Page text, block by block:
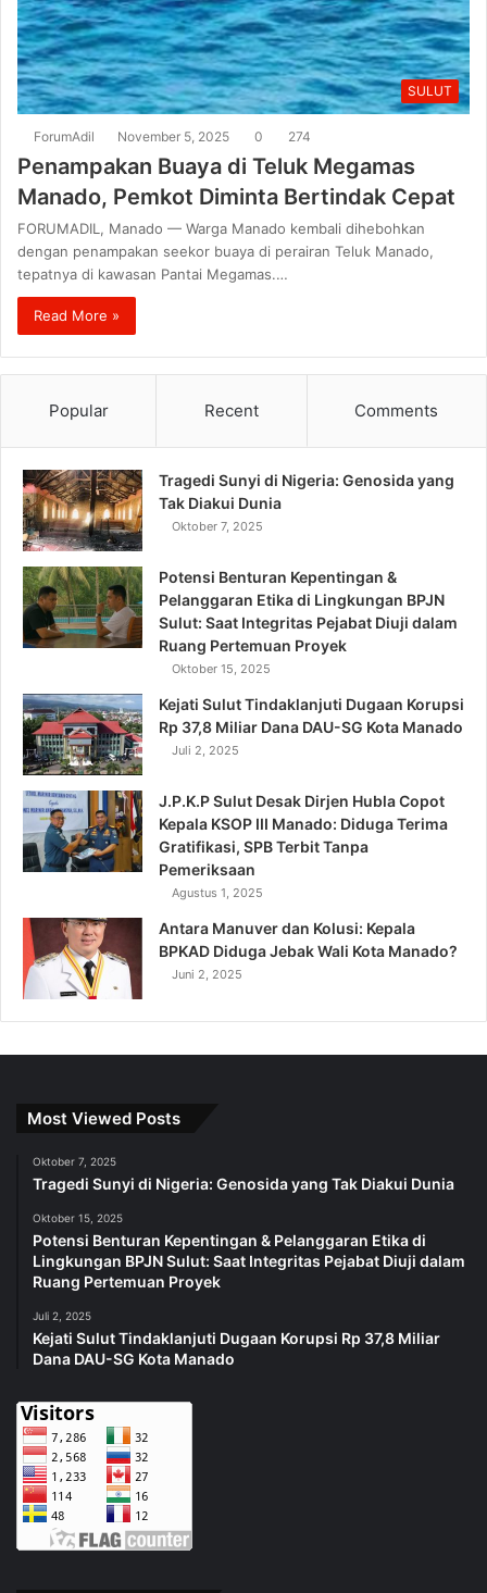
SULUT
ForumAdil November 5, 2025 0 274
Penampakan Buaya di Teluk Megamas
Manado, Pemkot Diminta Bertindak Cepat
FORUMADIL, Manado — Warga Manado kembali dihebohkan
dengan penampakan seekor buaya di perairan Teluk Manado,
tepatnya di kawasan Pantai Megamas.…
Read More »
Popular Recent Comments
Tragedi Sunyi di Nigeria: Genosida yang
Tak Diakui Dunia
Oktober 7, 2025
Potensi Benturan Kepentingan &
Pelanggaran Etika di Lingkungan BPJN
Sulut: Saat Integritas Pejabat Diuji dalam
Ruang Pertemuan Proyek
Oktober 15, 2025
Kejati Sulut Tindaklanjuti Dugaan Korupsi
Rp 37,8 Miliar Dana DAU-SG Kota Manado
Juli 2, 2025
J.P.K.P Sulut Desak Dirjen Hubla Copot
Kepala KSOP III Manado: Diduga Terima
Gratifikasi, SPB Terbit Tanpa
Pemeriksaan
Agustus 1, 2025
Antara Manuver dan Kolusi: Kepala
BPKAD Diduga Jebak Wali Kota Manado?
Juni 2, 2025
Most Viewed Posts
Oktober 7, 2025
Tragedi Sunyi di Nigeria: Genosida yang Tak Diakui Dunia
Oktober 15, 2025
Potensi Benturan Kepentingan & Pelanggaran Etika di
Lingkungan BPJN Sulut: Saat Integritas Pejabat Diuji dalam
Ruang Pertemuan Proyek
Juli 2, 2025
Kejati Sulut Tindaklanjuti Dugaan Korupsi Rp 37,8 Miliar
Dana DAU-SG Kota Manado